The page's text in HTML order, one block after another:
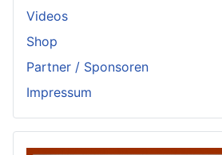
Videos
Shop
Partner / Sponsoren
Impressum